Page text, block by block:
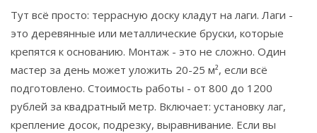
Тут всё просто: террасную доску кладут на лаги. Лаги -
это деревянные или металлические бруски, которые
крепятся к основанию. Монтаж - это не сложно. Один
мастер за день может уложить 20-25 м², если всё
подготовлено. Стоимость работы - от 800 до 1200
рублей за квадратный метр. Включает: установку лаг,
крепление досок, подрезку, выравнивание. Если вы